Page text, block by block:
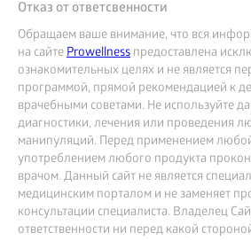
Отказ от ответсвенности
Обращаем ваше внимание, что вся
на сайтеProwellness предоставлена
ознакомительных целях и не является
программой, прямой рекомендацией к
врачебными советами. Не используйте
диагностики, лечения или проведения
манипуляций. Перед применением
употреблением любого продукта
врачом. Данный сайт не является
медицинским порталом и не заменяет
консультации специалиста. Владелец
ответственности ни перед какой